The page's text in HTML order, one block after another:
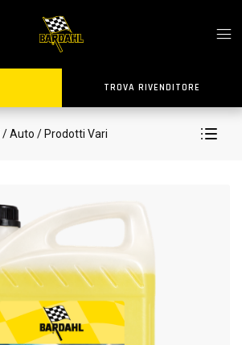
TROVA RIVENDITORE
/ Auto / Prodotti Vari